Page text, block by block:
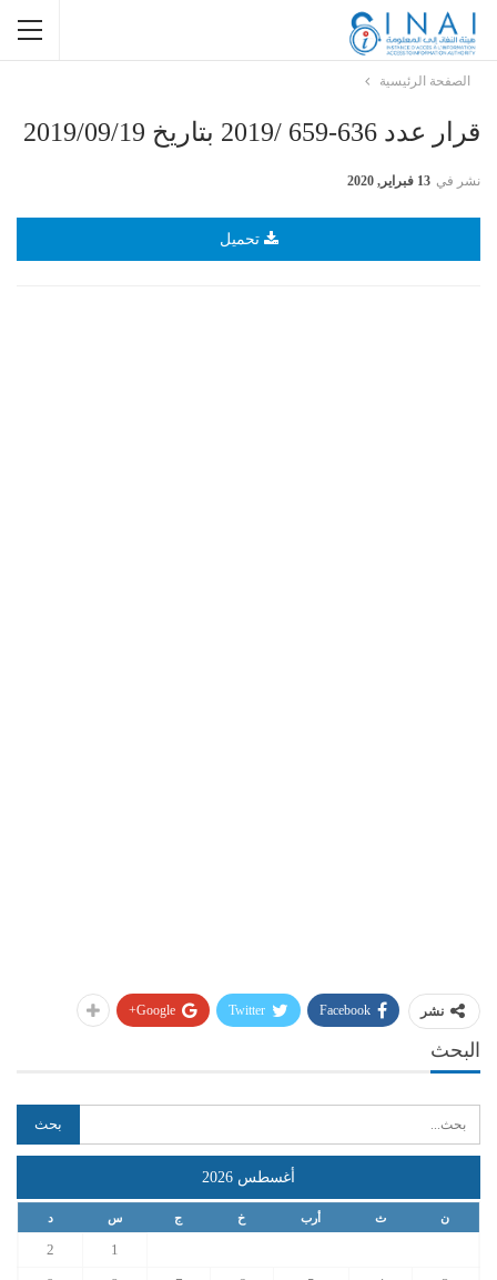
الصفحة الرئيسية
قرار عدد 636-659 /2019 بتاريخ 2019/09/19
نشر في 13 فبراير, 2020
تحميل
نشر Facebook
Twitter
Google+
البحث
أغسطس 2026
ن ث أرب خ ج س د
1
2